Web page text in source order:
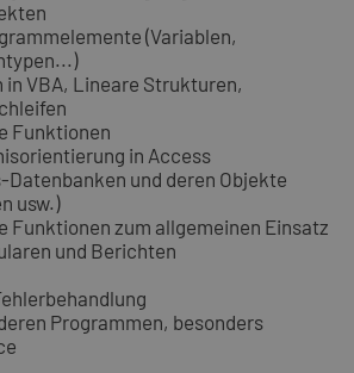
(Variablen,
VBA, Lineare Strukturen,
Funktionen
in Access
und deren Objekte
usw.)
Funktionen zum allgemeinen Einsatz
und Berichten
Programmen, besonders